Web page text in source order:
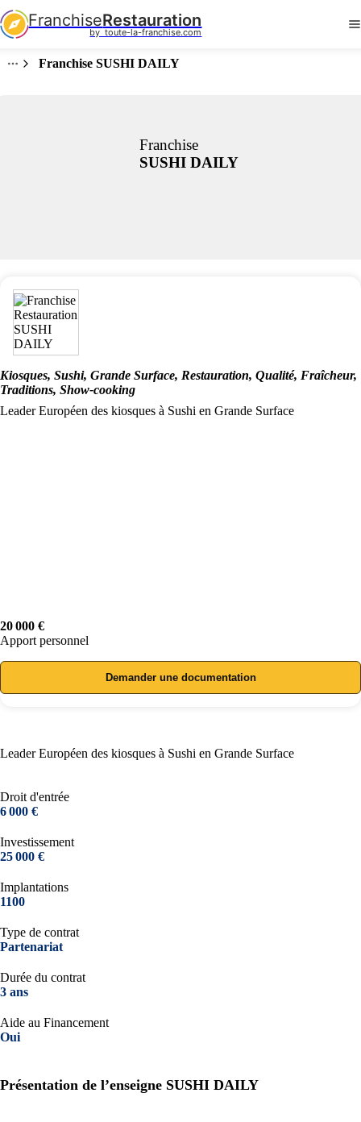
FranchiseRestauration
by  toute-la-franchise.com
Franchise SUSHI DAILY
Franchise
SUSHI DAILY
Kiosques, Sushi, Grande Surface, Restauration, Qualité, Fraîcheur,
Traditions, Show-cooking
Leader Européen des kiosques à Sushi en Grande Surface
20 000 €
Apport personnel
Demander une documentation
Leader Européen des kiosques à Sushi en Grande Surface
Droit d'entrée
6 000 €
Investissement
25 000 €
Implantations
1100
Type de contrat
Partenariat
Durée du contrat
3 ans
Aide au Financement
Oui
Présentation de l’enseigne SUSHI DAILY